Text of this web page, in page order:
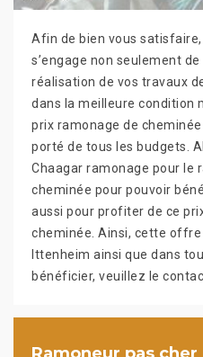
Afin de bien vous
s’engage non seulement
réalisation de vos travaux
dans la meilleure condition
prix ramonage de
porté de tous les budgets.
Chaagar ramonage pour le
cheminée pour pouvoir
aussi pour profiter de ce
cheminée. Ainsi, cette offre
Ittenheim ainsi que dans
bénéficier, veuillez le